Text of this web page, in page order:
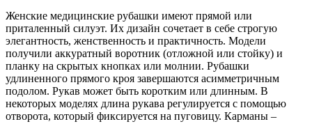
Женские медицинские рубашки имеют прямой или
приталенный силуэт. Их дизайн сочетает в себе строгую
элегантность, женственность и практичность. Модели
получили аккуратный воротник (отложной или стойку) и
планку на скрытых кнопках или молнии. Рубашки
удлиненного прямого кроя завершаются асимметричным
подолом. Рукав может быть коротким или длинным. В
некоторых моделях длина рукава регулируется с помощью
отворота, который фиксируется на пуговицу. Карманы –